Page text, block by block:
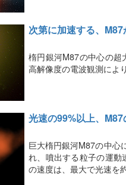
次第に加速する、
楕円銀河M87の中心の超
高解像度の電波観測によ
光速の99%以上、
巨大楕円銀河M87の中心
れ、噴出する粒子の運動
の速度は、最大で光速を